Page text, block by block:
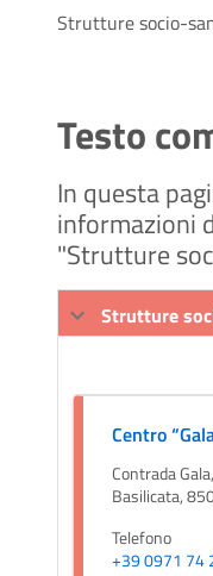
Strutture socio-
Testo
In questa
informazioni
"Strutture
Strutture
Centro
Contrada
Basilicata,
Telefono
+39 0971 74